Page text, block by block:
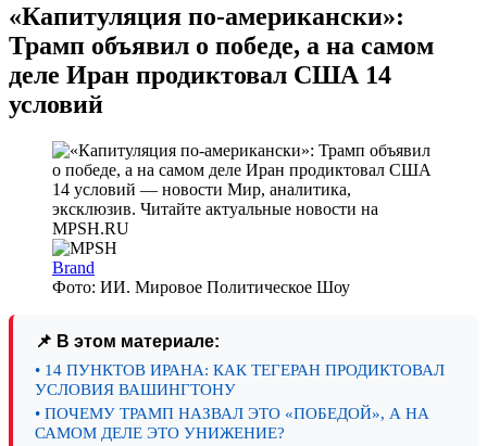
«Капитуляция по-американски»:
Трамп объявил о победе, а на самом
деле Иран продиктовал США 14
условий
Brand
Фото: ИИ. Мировое Политическое Шоу
📌 В этом материале:
• 14 ПУНКТОВ ИРАНА: КАК ТЕГЕРАН ПРОДИКТОВАЛ
УСЛОВИЯ ВАШИНГТОНУ
• ПОЧЕМУ ТРАМП НАЗВАЛ ЭТО «ПОБЕДОЙ», А НА
САМОМ ДЕЛЕ ЭТО УНИЖЕНИЕ?